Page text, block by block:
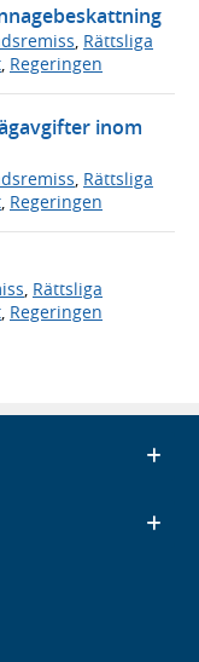
, Rättsliga
, Regeringen
inom
Rättsliga
Regeringen
, Rättsliga
, Regeringen